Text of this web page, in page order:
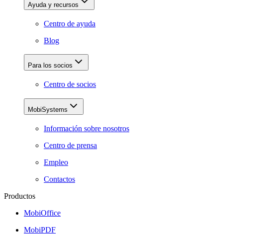
Ayuda y recursos
Centro de ayuda
Blog
Para los socios
Centro de socios
MobiSystems
Información sobre nosotros
Centro de prensa
Empleo
Contactos
Productos
MobiOffice
MobiPDF